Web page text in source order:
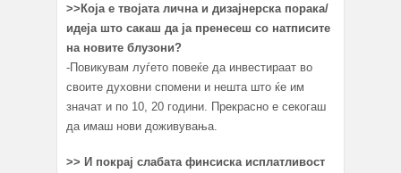
>>Која е твојата лична и дизајнерска порака/
идеја што сакаш да ја пренесеш со натписите
на новите блузони?
-Повикувам луѓето повеќе да инвестираат во
своите духовни спомени и нешта што ќе им
значат и по 10, 20 години. Прекрасно е секогаш
да имаш нови доживувања.
>> И покрај слабата финсиска исплатливост